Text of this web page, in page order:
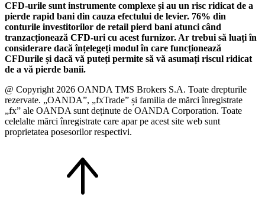
CFD-urile sunt instrumente complexe și au un risc ridicat de a
pierde rapid bani din cauza efectului de levier. 76% din
conturile investitorilor de retail pierd bani atunci când
tranzacționează CFD-uri cu acest furnizor. Ar trebui să luați în
considerare dacă înțelegeți modul în care funcționează
CFDurile și dacă vă puteți permite să vă asumați riscul ridicat
de a vă pierde banii.
@ Copyright 2026 OANDA TMS Brokers S.A. Toate drepturile
rezervate. „OANDA”, „fxTrade” și familia de mărci înregistrate
„fx” ale OANDA sunt deținute de OANDA Corporation. Toate
celelalte mărci înregistrate care apar pe acest site web sunt
proprietatea posesorilor respectivi.